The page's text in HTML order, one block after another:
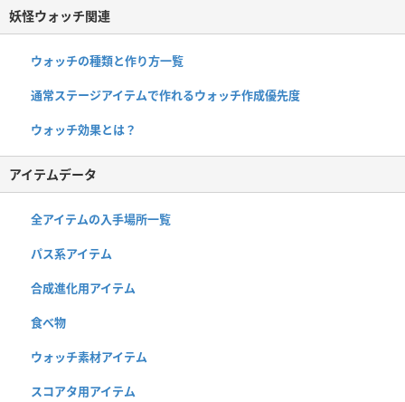
妖怪ウォッチ関連
ウォッチの種類と作り方一覧
通常ステージアイテムで作れるウォッチ作成優先度
ウォッチ効果とは？
アイテムデータ
全アイテムの入手場所一覧
パス系アイテム
合成進化用アイテム
食べ物
ウォッチ素材アイテム
スコアタ用アイテム